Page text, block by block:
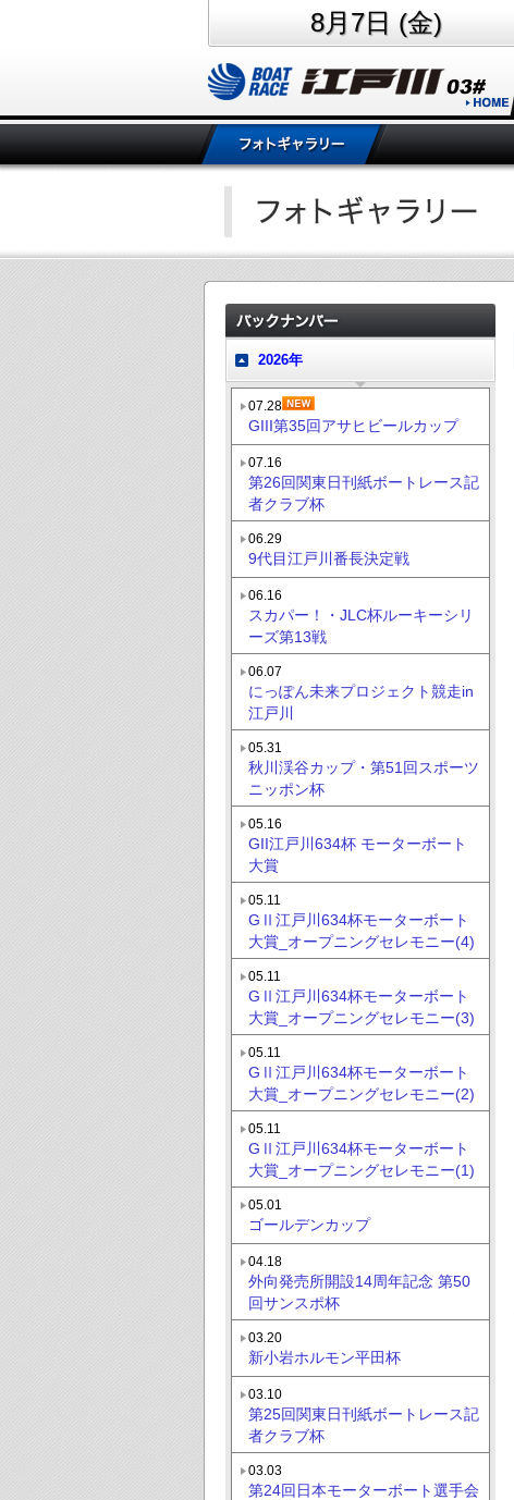
8月7日 (金)
2026年
07.28
GIII第35回アサヒビールカップ
07.16
第26回関東日刊紙ボートレース記
者クラブ杯
06.29
9代目江戸川番長決定戦
06.16
スカパー！・JLC杯ルーキーシリ
ーズ第13戦
06.07
にっぽん未来プロジェクト競走in
江戸川
05.31
秋川渓谷カップ・第51回スポーツ
ニッポン杯
05.16
GII江戸川634杯 モーターボート
大賞
05.11
GⅡ江戸川634杯モーターボート
大賞_オープニングセレモニー(4)
05.11
GⅡ江戸川634杯モーターボート
大賞_オープニングセレモニー(3)
05.11
GⅡ江戸川634杯モーターボート
大賞_オープニングセレモニー(2)
05.11
GⅡ江戸川634杯モーターボート
大賞_オープニングセレモニー(1)
05.01
ゴールデンカップ
04.18
外向発売所開設14周年記念 第50
回サンスポ杯
03.20
新小岩ホルモン平田杯
03.10
第25回関東日刊紙ボートレース記
者クラブ杯
03.03
第24回日本モーターボート選手会